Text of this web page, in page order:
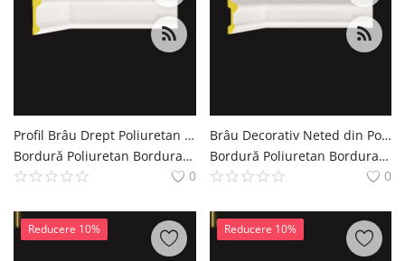
English Romanian
Profil Brâu Drept Poliuretan 10x2 cm pentru Perete
Bordură Poliuretan Bordura Brau Decoratiuni Casa polure
0
Brâu Decorativ Neted din Poliuretan 3x10 cm P85408
Bordură Poliuretan Bordura Brau Decoratiuni Casa polure
0
Reducere 10% Reducere 10%